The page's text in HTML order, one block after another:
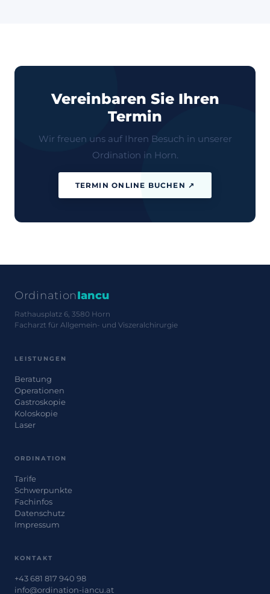
Vereinbaren Sie Ihren
Termin
Wir freuen uns auf Ihren Besuch in unserer
Ordination in Horn.
TERMIN ONLINE BUCHEN ↗
OrdinationIancu
Rathausplatz 6, 3580 Horn
Facharzt für Allgemein- und Viszeralchirurgie
LEISTUNGEN
Beratung
Operationen
Gastroskopie
Koloskopie
Laser
ORDINATION
Tarife
Schwerpunkte
Fachinfos
Datenschutz
Impressum
KONTAKT
+43 681 817 940 98
info@ordination-iancu.at